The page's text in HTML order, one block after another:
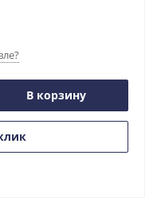
В корзину